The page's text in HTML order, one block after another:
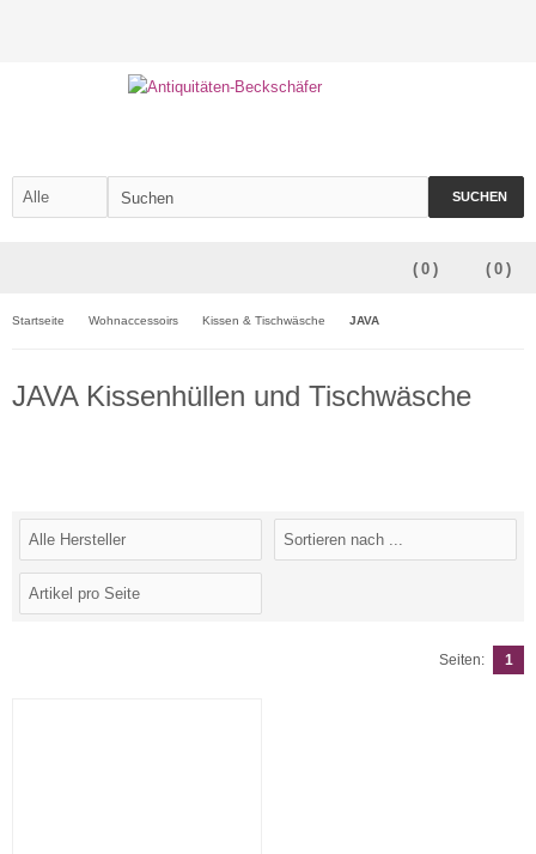
SUCHEN
( 0 )
( 0 )
Startseite Wohnaccessoirs Kissen & Tischwäsche JAVA
JAVA Kissenhüllen und Tischwäsche
Seiten: 1